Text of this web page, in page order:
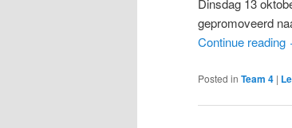
Dinsdag 13
gepromoveerd
Continue reading
Posted in Team 4 |